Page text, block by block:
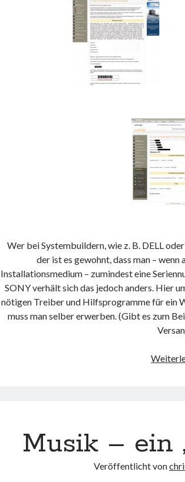
Wer bei Systembuildern, wie z. B. DELL
der ist es gewohnt, dass man –
Installationsmedium – zumindest eine
SONY verhält sich das jedoch anders. Hier
nötigen Treiber und Hilfsprogramme für ein
muss man selber erwerben. (Gibt es zum
Musik – ein
Veröffentlicht von